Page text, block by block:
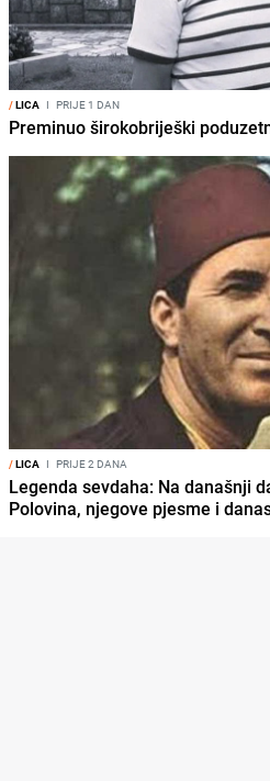
/LICA I PRIJE 1 DAN
Preminuo širokobriješki
/LICA I PRIJE 2 DANA
Legenda sevdaha: Na današnji
Polovina, njegove pjesme i